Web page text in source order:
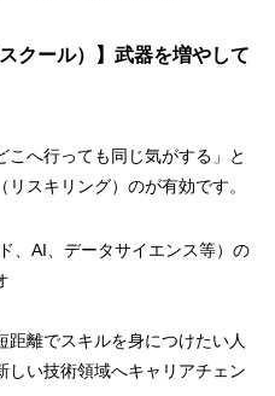
クール）】武器を増やして
こへ行っても同じ気がする」と
スキリング）のが有効です。
、AI、データサイエンス等）の
離でスキルを身につけたい人
しい技術領域へキャリアチェン